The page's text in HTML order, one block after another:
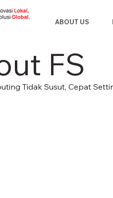
ABOUT US
FS
Tidak Susut, Cepat